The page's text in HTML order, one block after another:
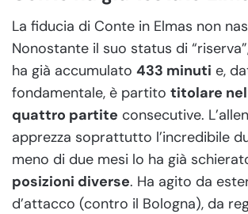
La fiducia di Conte in Elmas non
Nonostante il suo status di
ha già accumulato 433 minuti e,
fondamentale, è partito titolare
quattro partite consecutive.
apprezza soprattutto l’incredibile
meno di due mesi lo ha già
posizioni diverse. Ha agito da
d’attacco (contro il Bologna), da